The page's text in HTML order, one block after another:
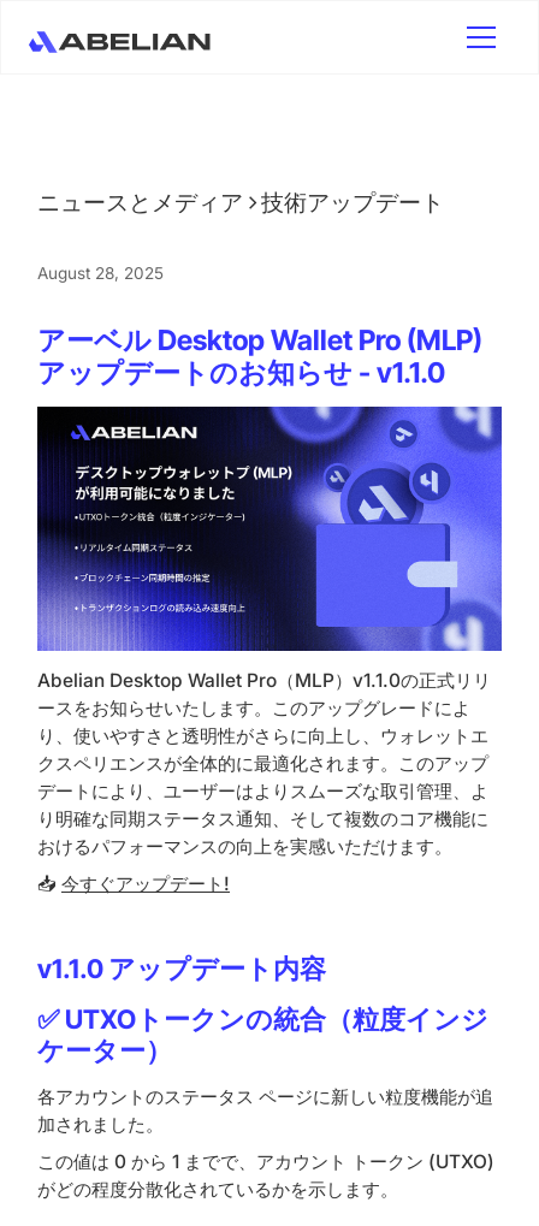
ニュースとメディア 技術アップデート
August 28, 2025
アーベル Desktop Wallet Pro (MLP)
アップデートのお知らせ - v1.1.0
Abelian Desktop Wallet Pro（MLP）v1.1.0の正式リリ
ースをお知らせいたします。このアップグレードによ
り、使いやすさと透明性がさらに向上し、ウォレットエ
クスペリエンスが全体的に最適化されます。このアップ
デートにより、ユーザーはよりスムーズな取引管理、よ
り明確な同期ステータス通知、そして複数のコア機能に
おけるパフォーマンスの向上を実感いただけます。
📥 今すぐアップデート!
v1.1.0 アップデート内容
✅ UTXOトークンの統合（粒度インジ
ケーター）
各アカウントのステータス ページに新しい粒度機能が追
加されました。
この値は 0 から 1 までで、アカウント トークン (UTXO)
がどの程度分散化されているかを示します。